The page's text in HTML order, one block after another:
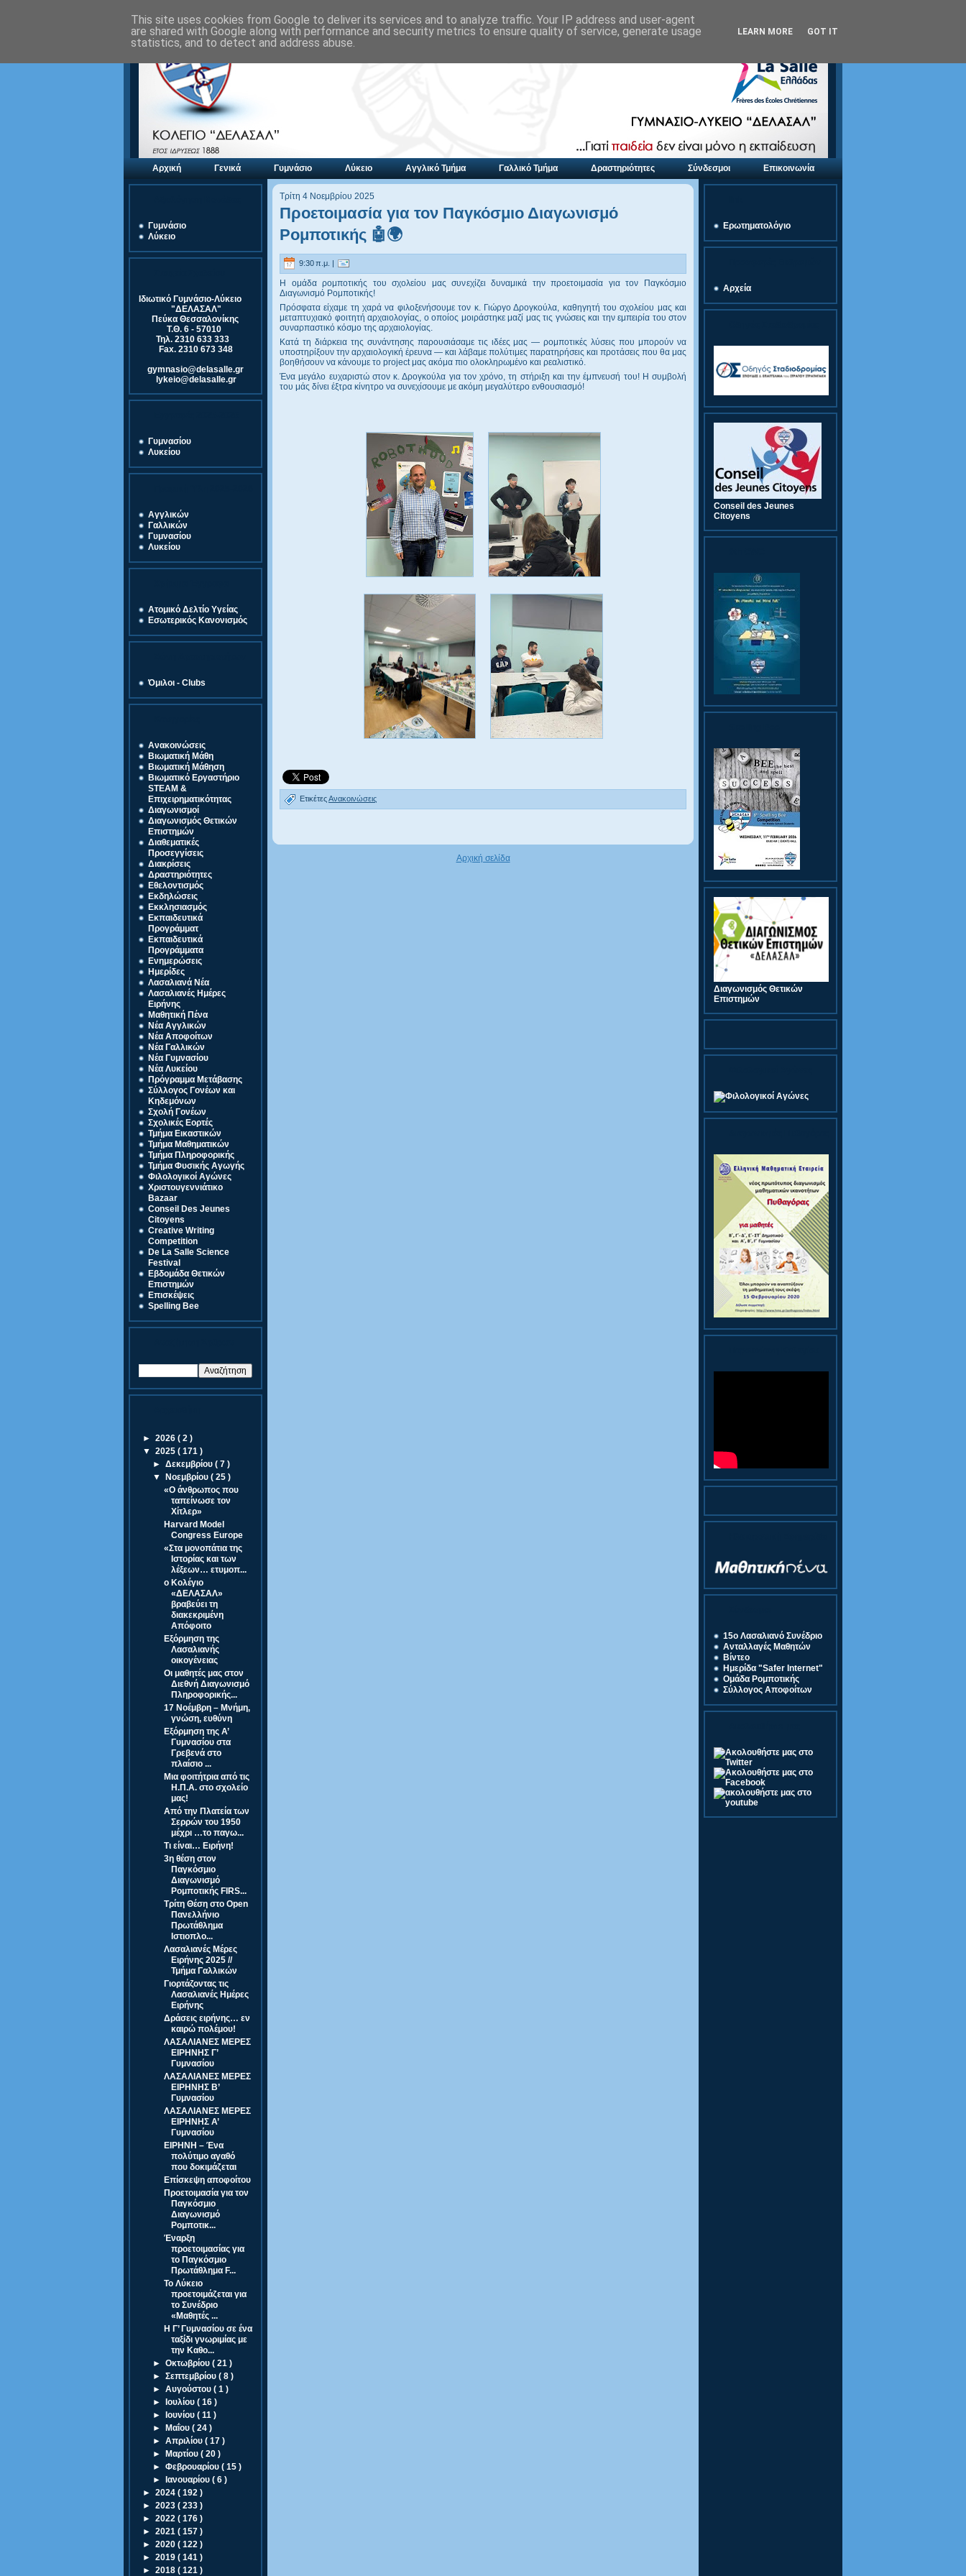
Αρχική Γενικά Γυμνάσιο Λύκειο Αγγλικό Τμήμα Γαλλικό Τμήμα Δραστηριότητες Σύνδεσμοι Επικοινωνία
Γυμνάσιο
Λύκειο
Ιδιωτικό Γυμνάσιο-Λύκειο
"ΔΕΛΑΣΑΛ"
Πεύκα Θεσσαλονίκης
Τ.Θ. 6 - 57010
Τηλ. 2310 633 333
Fax. 2310 673 348
gymnasio@delasalle.gr
lykeio@delasalle.gr
Γυμνασίου
Λυκείου
Αγγλικών
Γαλλικών
Γυμνασίου
Λυκείου
Ατομικό Δελτίο Υγείας
Εσωτερικός Κανονισμός
Όμιλοι - Clubs
Ανακοινώσεις
Βιωματική Μάθη
Βιωματική Μάθηση
Βιωματικό Εργαστήριο
STEAM &
Επιχειρηματικότητας
Διαγωνισμοί
Διαγωνισμός Θετικών
Επιστημών
Διαθεματικές
Προσεγγίσεις
Διακρίσεις
Δραστηριότητες
Εθελοντισμός
Εκδηλώσεις
Εκκλησιασμός
Εκπαιδευτικά
Προγράμματ
Εκπαιδευτικά
Προγράμματα
Ενημερώσεις
Ημερίδες
Λασαλιανά Νέα
Λασαλιανές Ημέρες
Ειρήνης
Μαθητική Πένα
Νέα Αγγλικών
Νέα Αποφοίτων
Νέα Γαλλικών
Νέα Γυμνασίου
Νέα Λυκείου
Πρόγραμμα Μετάβασης
Σύλλογος Γονέων και
Κηδεμόνων
Σχολή Γονέων
Σχολικές Εορτές
Τμήμα Εικαστικών
Τμήμα Μαθηματικών
Τμήμα Πληροφορικής
Τμήμα Φυσικής Αγωγής
Φιλολογικοί Αγώνες
Χριστουγεννιάτικο
Bazaar
Conseil Des Jeunes
Citoyens
Creative Writing
Competition
De La Salle Science
Festival
Eβδομάδα Θετικών
Επιστημών
Eπισκέψεις
Spelling Bee
► 2026 ( 2 )
▼ 2025 ( 171 )
►Δεκεμβρίου( 7 )
▼
Νοεμβρίου( 25 )
«Ο άνθρωπος που
ταπείνωσε τον
Χίτλερ»
Harvard Model
Congress Europe
«Στα μονοπάτια της
Ιστορίας και των
λέξεων… ετυμοπ...
ο Κολέγιο
«ΔΕΛΑΣΑΛ»
βραβεύει τη
διακεκριμένη
Απόφοιτο
Εξόρμηση της
Λασαλιανής
οικογένειας
Οι μαθητές μας στον
Διεθνή Διαγωνισμό
Πληροφορικής...
17 Νοέμβρη – Μνήμη,
γνώση, ευθύνη
Εξόρμηση της Α’
Γυμνασίου στα
Γρεβενά στο
πλαίσιο ...
Μια φοιτήτρια από τις
Η.Π.Α. στο σχολείο
μας!
Από την Πλατεία των
Σερρών του 1950
μέχρι …το παγω...
Τι είναι… Ειρήνη!
3η θέση στον
Παγκόσμιο
Διαγωνισμό
Ρομποτικής FIRS...
Τρίτη Θέση στο Open
Πανελλήνιο
Πρωτάθλημα
Ιστιοπλο...
Λασαλιανές Μέρες
Ειρήνης 2025 //
Τμήμα Γαλλικών
Γιορτάζοντας τις
Λασαλιανές Ημέρες
Ειρήνης
Δράσεις ειρήνης… εν
καιρώ πολέμου!
ΛΑΣΑΛΙΑΝΕΣ ΜΕΡΕΣ
ΕΙΡΗΝΗΣ Γ’
Γυμνασίου
ΛΑΣΑΛΙΑΝΕΣ ΜΕΡΕΣ
ΕΙΡΗΝΗΣ Β’
Γυμνασίου
ΛΑΣΑΛΙΑΝΕΣ ΜΕΡΕΣ
ΕΙΡΗΝΗΣ Α’
Γυμνασίου
ΕΙΡΗΝΗ – Ένα
πολύτιμο αγαθό
που δοκιμάζεται
Επίσκεψη αποφοίτου
Προετοιμασία για τον
Παγκόσμιο
Διαγωνισμό
Ρομποτικ...
Έναρξη
προετοιμασίας για
το Παγκόσμιο
Πρωτάθλημα F...
Το Λύκειο
προετοιμάζεται για
το Συνέδριο
«Μαθητές ...
Η Γ’ Γυμνασίου σε ένα
ταξίδι γνωριμίας με
την Καθο...
►Οκτωβρίου( 21 )
►Σεπτεμβρίου( 8 )
►Αυγούστου( 1 )
►
Ιουλίου( 16 )
►
Ιουνίου( 11 )
►
Μαΐου( 24 )
►Απριλίου( 17 )
►
Μαρτίου( 20 )
►Φεβρουαρίου( 15 )
►
Ιανουαρίου( 6 )
► 2024 ( 192 )
► 2023 ( 233 )
► 2022 ( 176 )
► 2021 ( 157 )
► 2020 ( 122 )
► 2019 ( 141 )
► 2018 ( 121 )
Τρίτη 4 Νοεμβρίου 2025
Προετοιμασία για τον Παγκόσμιο Διαγωνισμό
Ρομποτικής 🤖🌍
9:30 π.μ. |
Η ομάδα ρομποτικής του σχολείου μας συνεχίζει δυναμικά την προετοιμασία για τον Παγκόσμιο
Διαγωνισμό Ρομποτικής!
Πρόσφατα είχαμε τη χαρά να φιλοξενήσουμε τον κ. Γιώργο Δρογκούλα, καθηγητή του σχολείου μας και
μεταπτυχιακό φοιτητή αρχαιολογίας, ο οποίος μοιράστηκε μαζί μας τις γνώσεις και την εμπειρία του στον
συναρπαστικό κόσμο της αρχαιολογίας.
Κατά τη διάρκεια της συνάντησης παρουσιάσαμε τις ιδέες μας — ρομποτικές λύσεις που μπορούν να
υποστηρίξουν την αρχαιολογική έρευνα — και λάβαμε πολύτιμες παρατηρήσεις και προτάσεις που θα μας
βοηθήσουν να κάνουμε το project μας ακόμα πιο ολοκληρωμένο και ρεαλιστικό.
Ένα μεγάλο ευχαριστώ στον κ. Δρογκούλα για τον χρόνο, τη στήριξη και την έμπνευσή του! Η συμβολή
του μάς δίνει έξτρα κίνητρο να συνεχίσουμε με ακόμη μεγαλύτερο ενθουσιασμό!
ΕτικέτεςΑνακοινώσεις
Αρχική σελίδα
Ερωτηματολόγιο
Αρχεία
Conseil des Jeunes
Citoyens
Διαγωνισμός Θετικών
Επιστημών
15o Λασαλιανό Συνέδριο
Ανταλλαγές Μαθητών
Βίντεο
Ημερίδα "Safer Internet"
Ομάδα Ρομποτικής
Σύλλογος Αποφοίτων
This site uses cookies from Google to deliver its services and to analyze traffic. Your IP address and user-agent
are shared with Google along with performance and security metrics to ensure quality of service, generate usage
statistics, and to detect and address abuse.
LEARN MORE GOT IT